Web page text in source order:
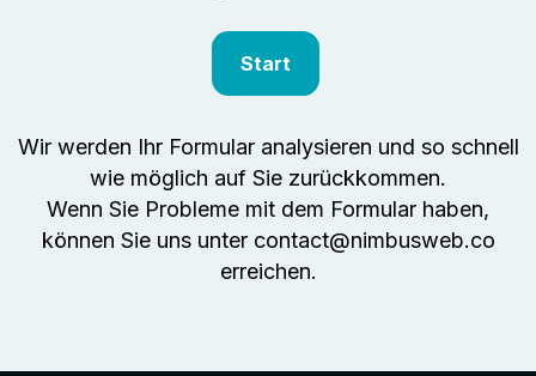
Start
Wir werden Ihr Formular analysieren und so schnell
wie möglich auf Sie zurückkommen.
Wenn Sie Probleme mit dem Formular haben,
können Sie uns unter contact@nimbusweb.co
erreichen.